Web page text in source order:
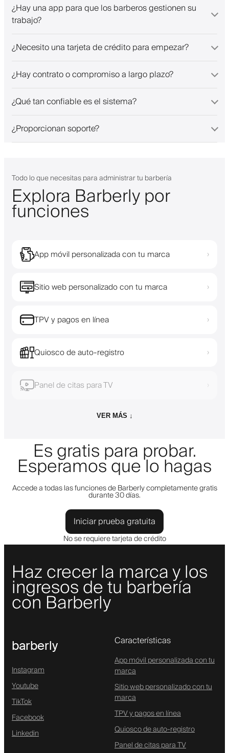
¿Hay una app para que los barberos gestionen su
trabajo?
¿Necesito una tarjeta de crédito para empezar?
¿Hay contrato o compromiso a largo plazo?
¿Qué tan confiable es el sistema?
¿Proporcionan soporte?
Todo lo que necesitas para administrar tu barbería
Explora Barberly por
funciones
App móvil personalizada con tu marca ›
Sitio web personalizado con tu marca ›
TPV y pagos en línea ›
Quiosco de auto-registro ›
Panel de citas para TV ›
VER MÁS ↓
Es gratis para probar.
Esperamos que lo hagas
Accede a todas las funciones de Barberly completamente gratis
durante 30 días.
Iniciar prueba gratuita
No se requiere tarjeta de crédito
Haz crecer la marca y los
ingresos de tu barbería
con Barberly
barberly
Instagram
Youtube
TikTok
Facebook
Linkedin
Características
App móvil personalizada con tu
marca
Sitio web personalizado con tu
marca
TPV y pagos en línea
Quiosco de auto-registro
Panel de citas para TV